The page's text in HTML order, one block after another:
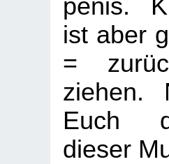
penis.
ist aber
=
ziehen.
Euch
dieser